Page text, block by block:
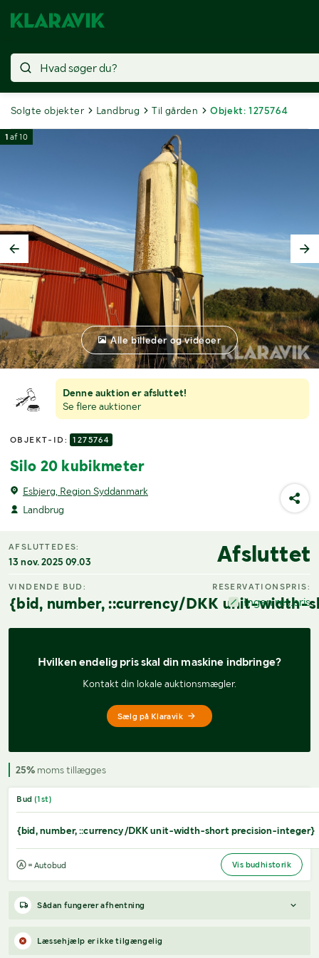
Solgte objekter Landbrug Til gården Objekt: 1275764
Denne auktion er afsluttet!
Se flere auktioner
OBJEKT-ID: 1275764
Silo 20 kubikmeter
Esbjerg, Region Syddanmark
Landbrug
1 af10
Alle billeder og videoer
AFSLUTTEDES:
13 nov. 2025 09.03 Afsluttet
VINDENDE BUD:
{bid, number, ::currency/DKK unit-width-
RESERVATIONSPRIS:
Ingen res.pris
Hvilken endelig pris skal din maskine indbringe?
Kontakt din lokale auktionsmægler.
Sælg på Klaravik
25% moms tillægges
Bud (1st)
{bid, number, ::currency/DKK unit-width-short precision-integer}
= Autobud Vis budhistorik
Sådan fungerer afhentning
Varen forbliver hos sælgeren, indtil køberen har betalt for
varen. Når betalingen er modtaget, får køberen adgang til
Læssehjælp er ikke tilgængelig